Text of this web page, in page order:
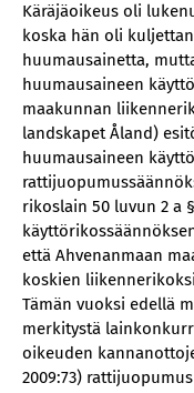
Käräjäoikeus oli
koska hän oli
huumausainetta,
huumausaineen
maakunnan
landskapet Åland)
huumausaineen
rikoslain 50 luvun 2 a
että Ahvenanmaan
koskien
Tämän vuoksi edellä
merkitystä
oikeuden
2009:73)